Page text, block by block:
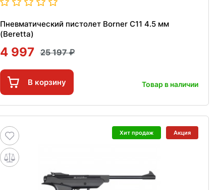
Пневматический пистолет Borner C11 4.5 мм
(Beretta)
4 997 25 197
В корзину Товар в наличии
Хит продаж Акция